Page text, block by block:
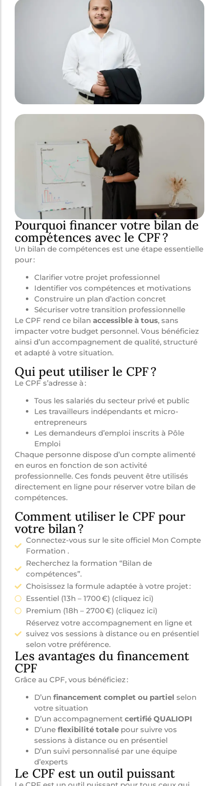
Pourquoi financer votre bilan de
compétences avec le CPF ?
Un bilan de compétences est une étape essentielle
pour :
Clarifier votre projet professionnel
Identifier vos compétences et motivations
Construire un plan d’action concret
Sécuriser votre transition professionnelle
Le CPF rend ce bilan accessible à tous, sans
impacter votre budget personnel. Vous bénéficiez
ainsi d’un accompagnement de qualité, structuré
et adapté à votre situation.
Qui peut utiliser le CPF ?
Le CPF s’adresse à :
Tous les salariés du secteur privé et public
Les travailleurs indépendants et micro-
entrepreneurs
Les demandeurs d’emploi inscrits à Pôle
Emploi
Chaque personne dispose d’un compte alimenté
en euros en fonction de son activité
professionnelle. Ces fonds peuvent être utilisés
directement en ligne pour réserver votre bilan de
compétences.
Comment utiliser le CPF pour
votre bilan ?
Connectez-vous sur le site officiel Mon Compte
Formation .
Recherchez la formation “Bilan de
compétences”.
Choisissez la formule adaptée à votre projet :
Essentiel (13h – 1700 €) (cliquez ici)
Premium (18h – 2700 €) (cliquez ici)
Réservez votre accompagnement en ligne et
suivez vos sessions à distance ou en présentiel
selon votre préférence.
Les avantages du financement
CPF
Grâce au CPF, vous bénéficiez :
D’un financement complet ou partiel selon
votre situation
D’un accompagnement certifié QUALIOPI
D’une flexibilité totale pour suivre vos
sessions à distance ou en présentiel
D’un suivi personnalisé par une équipe
d’experts
Le CPF est un outil puissant